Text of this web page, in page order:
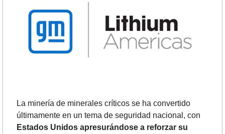
La minería de minerales críticos se ha convertido
Estados Unidos apresurándose a reforzar su